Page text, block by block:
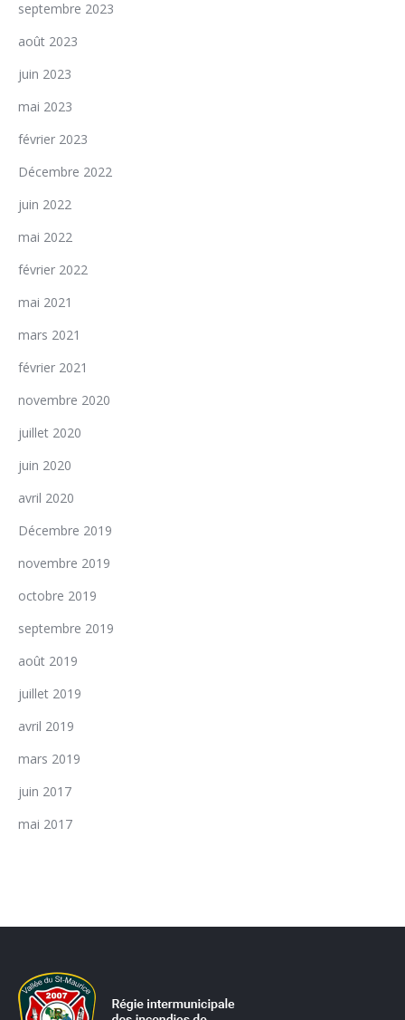
septembre 2023
août 2023
juin 2023
mai 2023
février 2023
Décembre 2022
juin 2022
mai 2022
février 2022
mai 2021
mars 2021
février 2021
novembre 2020
juillet 2020
juin 2020
avril 2020
Décembre 2019
novembre 2019
octobre 2019
septembre 2019
août 2019
juillet 2019
avril 2019
mars 2019
juin 2017
mai 2017